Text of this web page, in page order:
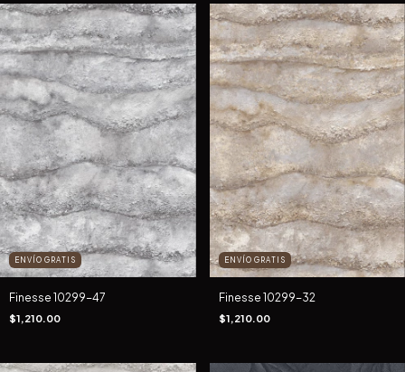
ENVÍO GRATIS
Finesse 10299-47
$1,210.00
ENVÍO GRATIS
Finesse 10299-32
$1,210.00